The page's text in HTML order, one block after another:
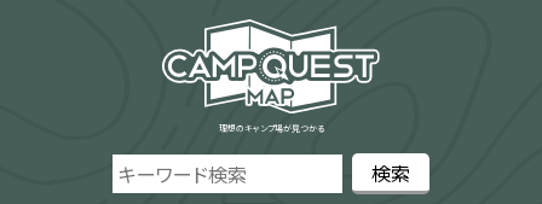
理想のキャンプ場が見つかる